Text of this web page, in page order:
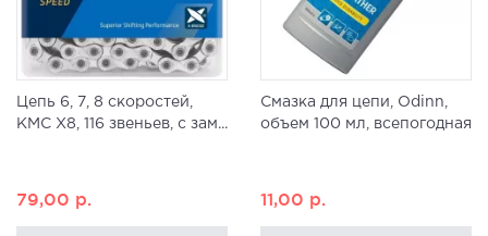
Цепь 6, 7, 8 скоростей,
KMC X8, 116 звеньев, с зам...
79,00 р.
Смазка для цепи, Odinn,
объем 100 мл, всепогодная
11,00 р.